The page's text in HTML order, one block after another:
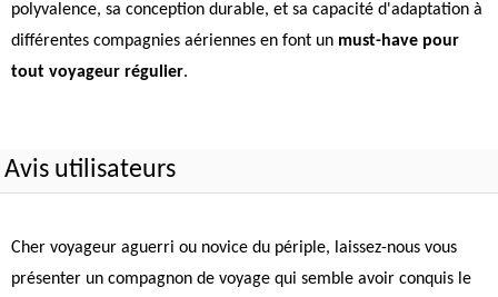
polyvalence, sa conception durable, et sa capacité d'adaptation à
différentes compagnies aériennes en font un must-have pour
tout voyageur régulier.
Avis utilisateurs
Cher voyageur aguerri ou novice du périple, laissez-nous vous
présenter un compagnon de voyage qui semble avoir conquis le